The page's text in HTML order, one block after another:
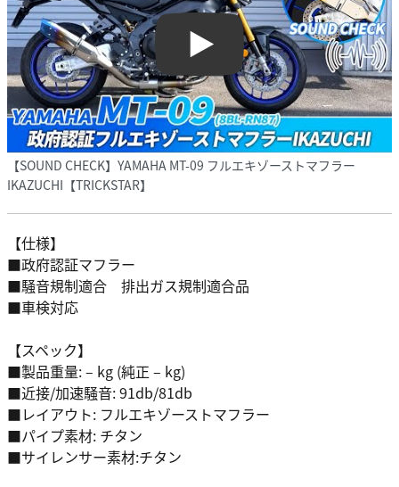
Play
【SOUND CHECK】YAMAHA MT-09 フルエキゾーストマフラー
IKAZUCHI【TRICKSTAR】
【仕様】
■政府認証マフラー
■騒音規制適合 排出ガス規制適合品
■車検対応
【スペック】
■製品重量: – kg (純正 – kg)
■近接/加速騒音: 91db/81db
■レイアウト: フルエキゾーストマフラー
■パイプ素材: チタン
■サイレンサー素材:チタン